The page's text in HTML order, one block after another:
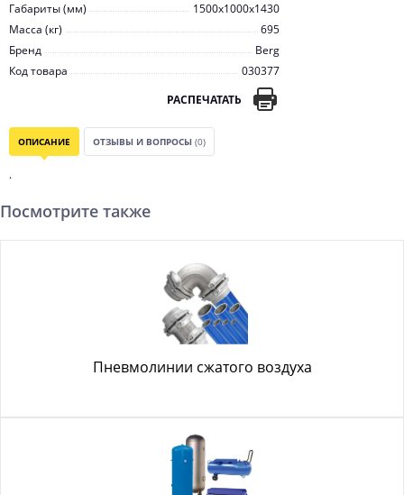
Габариты (мм)
1500x1000x1430
Масса (кг)
695
Бренд
Berg
Код товара
030377
РАСПЕЧАТАТЬ
ОПИСАНИЕ ОТЗЫВЫ И ВОПРОСЫ (0)
.
Посмотрите также
Пневмолинии сжатого воздуха